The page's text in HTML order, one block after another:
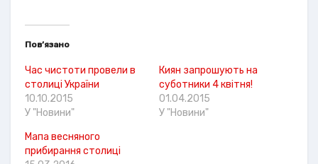
Пов’язано
Час чистоти провели в
столиці України
10.10.2015
У "Новини"
Киян запрошують на
суботники 4 квітня!
01.04.2015
У "Новини"
Мапа весняного
прибирання столиці